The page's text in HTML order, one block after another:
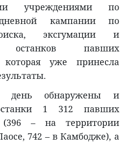
учреждениями по
дневной кампании по
эксгумации и
останков павших
которая уже принесла
день обнаружены и
1 312 павших
(396 – на территории
742 – в Камбодже), а